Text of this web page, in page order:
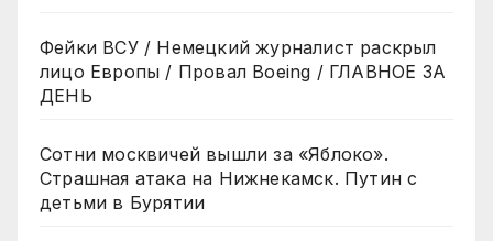
Фейки ВСУ / Немецкий журналист раскрыл
лицо Европы / Провал Boeing / ГЛАВНОЕ ЗА
ДЕНЬ
Сотни москвичей вышли за «Яблоко».
Страшная атака на Нижнекамск. Путин с
детьми в Бурятии